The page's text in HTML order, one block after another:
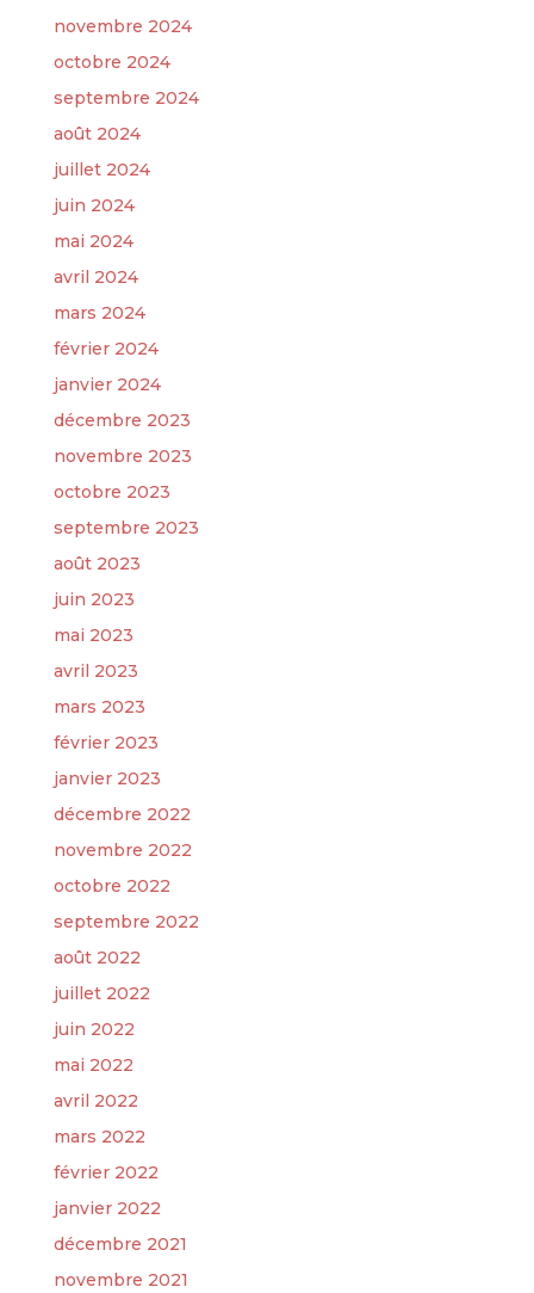
novembre 2024
octobre 2024
septembre 2024
août 2024
juillet 2024
juin 2024
mai 2024
avril 2024
mars 2024
février 2024
janvier 2024
décembre 2023
novembre 2023
octobre 2023
septembre 2023
août 2023
juin 2023
mai 2023
avril 2023
mars 2023
février 2023
janvier 2023
décembre 2022
novembre 2022
octobre 2022
septembre 2022
août 2022
juillet 2022
juin 2022
mai 2022
avril 2022
mars 2022
février 2022
janvier 2022
décembre 2021
novembre 2021